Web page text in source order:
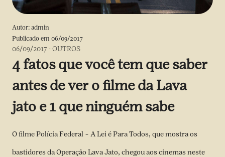
Autor: admin
Publicado em 06/09/2017
06/09/2017 -OUTROS
4 fatos que você tem que saber
antes de ver o filme da Lava
jato e 1 que ninguém sabe
O filme Polícia Federal – A Lei é Para Todos, que mostra os
bastidores da Operação Lava Jato, chegou aos cinemas neste